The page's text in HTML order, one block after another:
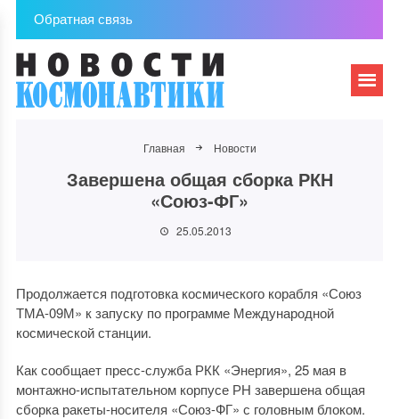
Обратная связь
Главная Новости
Завершена общая сборка РКН
«Союз-ФГ»
25.05.2013
Продолжается подготовка космического корабля «Союз
ТМА-09М» к запуску по программе Международной
космической станции.
Как сообщает пресс-служба РКК «Энергия», 25 мая в
монтажно-испытательном корпусе РН завершена общая
сборка ракеты-носителя «Союз-ФГ» с головным блоком.